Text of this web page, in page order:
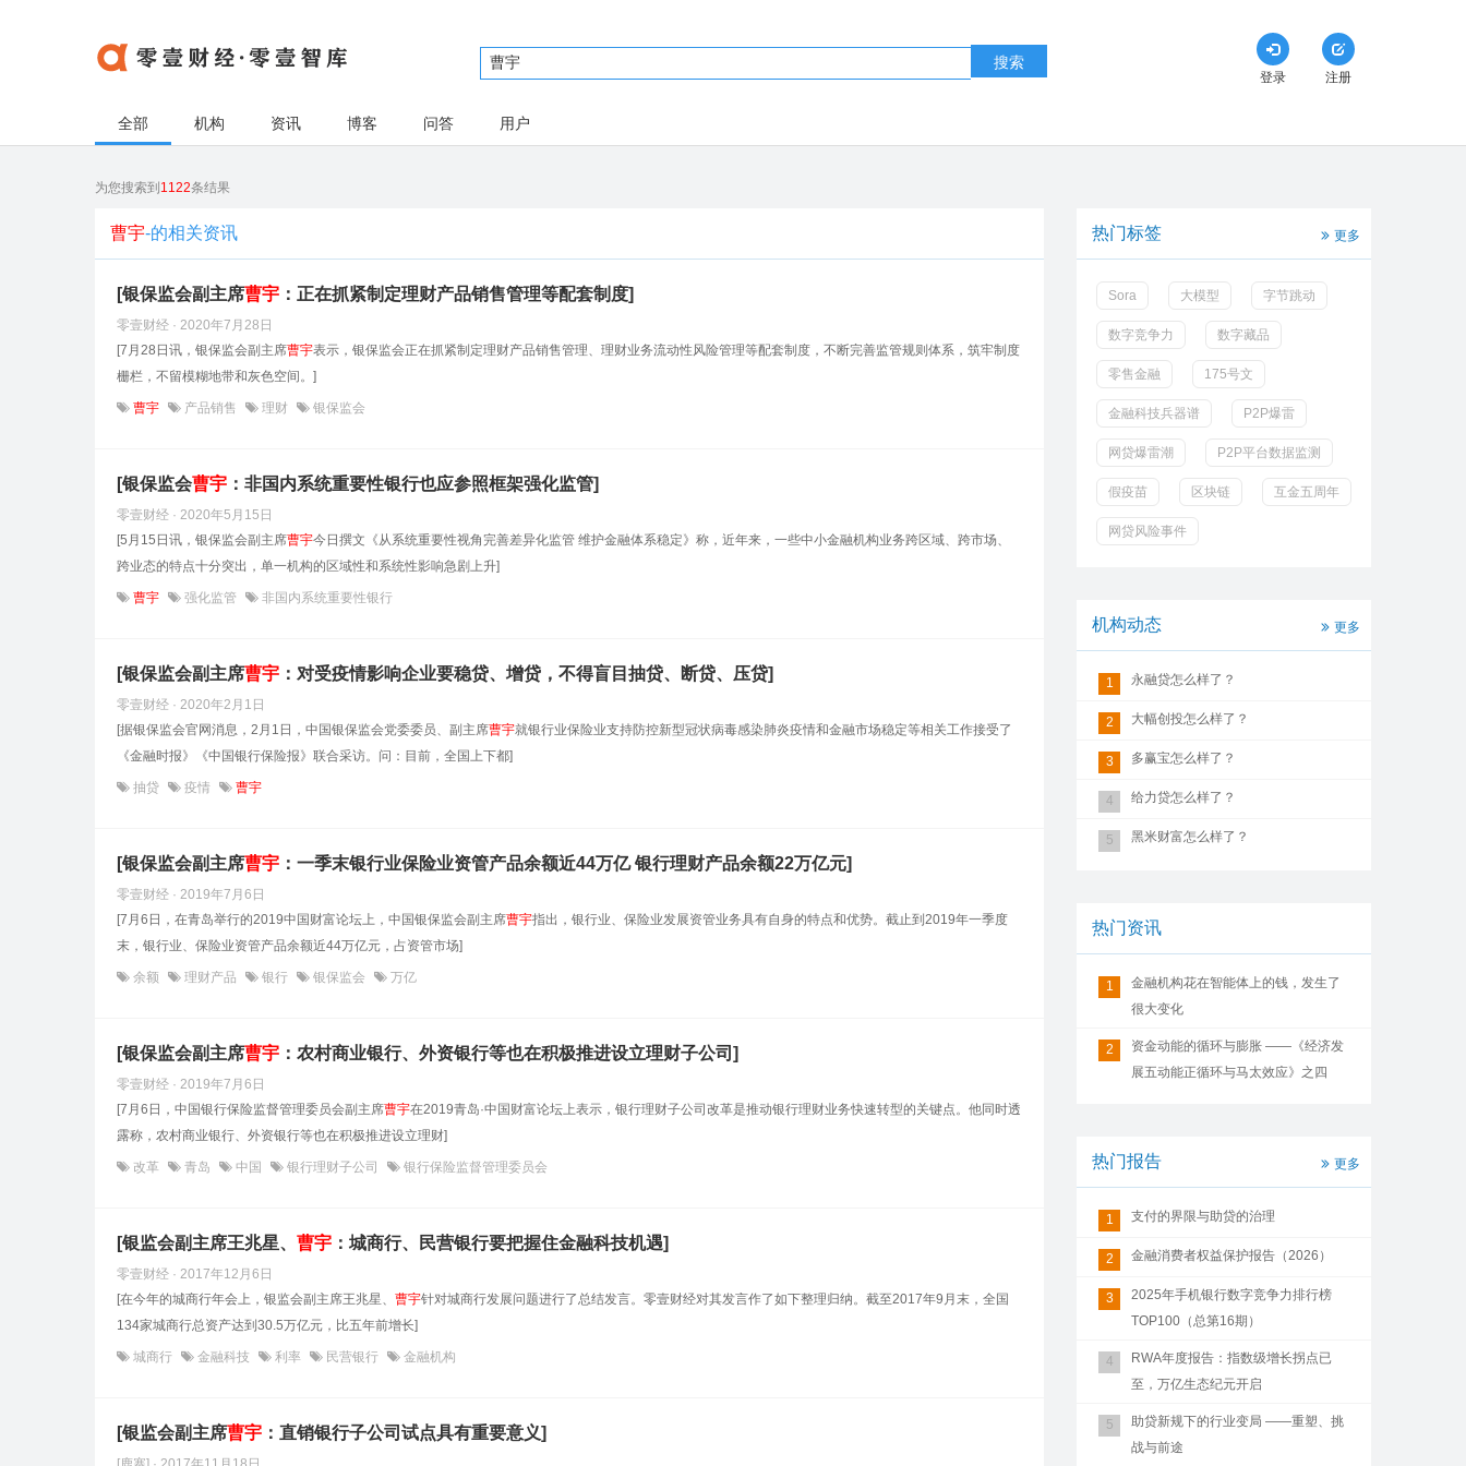
搜索
登录 注册
全部 机构 资讯 博客 问答 用户
为您搜索到 1122条结果
曹宇-的相关资讯
[银保监会副主席曹宇 ：正在抓紧制定理财产品销售管理等配套制度]
零壹财经 · 2020年7月28日
[7月28日讯，银保监会副主席曹宇表示，银保监会正在抓紧制定理财产品销售管理、理财业务流动性风险管理等配套制度，不断完善监管规则体系，筑牢制度
栅栏，不留模糊地带和灰色空间。]
曹宇 产品销售 理财 银保监会
[银保监会曹宇 ：非国内系统重要性银行也应参照框架强化监管]
零壹财经 · 2020年5月15日
[5月15日讯，银保监会副主席曹宇今日撰文《从系统重要性视角完善差异化监管 维护金融体系稳定》称，近年来，一些中小金融机构业务跨区域、跨市场、
跨业态的特点十分突出，单一机构的区域性和系统性影响急剧上升]
曹宇 强化监管 非国内系统重要性银行
[银保监会副主席曹宇 ：对受疫情影响企业要稳贷、增贷，不得盲目抽贷、断贷、压贷]
零壹财经 · 2020年2月1日
[据银保监会官网消息，2月1日，中国银保监会党委委员、副主席曹宇就银行业保险业支持防控新型冠状病毒感染肺炎疫情和金融市场稳定等相关工作接受了
《金融时报》《中国银行保险报》联合采访。问：目前，全国上下都]
抽贷 疫情 曹宇
[银保监会副主席曹宇 ：一季末银行业保险业资管产品余额近44万亿 银行理财产品余额22万亿元]
零壹财经 · 2019年7月6日
[7月6日，在青岛举行的2019中国财富论坛上，中国银保监会副主席曹宇指出，银行业、保险业发展资管业务具有自身的特点和优势。截止到2019年一季度
末，银行业、保险业资管产品余额近44万亿元，占资管市场]
余额 理财产品 银行 银保监会 万亿
[银保监会副主席曹宇 ：农村商业银行、外资银行等也在积极推进设立理财子公司]
零壹财经 · 2019年7月6日
[7月6日，中国银行保险监督管理委员会副主席曹宇在2019青岛·中国财富论坛上表示，银行理财子公司改革是推动银行理财业务快速转型的关键点。他同时透
露称，农村商业银行、外资银行等也在积极推进设立理财]
改革 青岛 中国 银行理财子公司 银行保险监督管理委员会
[银监会副主席王兆星、 曹宇 ：城商行、民营银行要把握住金融科技机遇]
零壹财经 · 2017年12月6日
[在今年的城商行年会上，银监会副主席王兆星、 曹宇针对城商行发展问题进行了总结发言。零壹财经对其发言作了如下整理归纳。截至2017年9月末，全国
134家城商行总资产达到30.5万亿元，比五年前增长]
城商行 金融科技 利率 民营银行 金融机构
[银监会副主席曹宇 ：直销银行子公司试点具有重要意义]
热门标签 更多
Sora 大模型 字节跳动
数字竞争力 数字藏品
零售金融 175号文
金融科技兵器谱 P2P爆雷
网贷爆雷潮 P2P平台数据监测
假疫苗 区块链 互金五周年
网贷风险事件
机构动态 更多
1 永融贷怎么样了？
2 大幅创投怎么样了？
3 多赢宝怎么样了？
4 给力贷怎么样了？
5 黑米财富怎么样了？
热门资讯
1
金融机构花在智能体上的钱，发生了
很大变化
2
资金动能的循环与膨胀 ——《经济发
展五动能正循环与马太效应》之四
热门报告 更多
1 支付的界限与助贷的治理
2 金融消费者权益保护报告（2026）
3
2025年手机银行数字竞争力排行榜
TOP100（总第16期）
4
RWA年度报告：指数级增长拐点已
至，万亿生态纪元开启
5
助贷新规下的行业变局 ——重塑、挑
战与前途